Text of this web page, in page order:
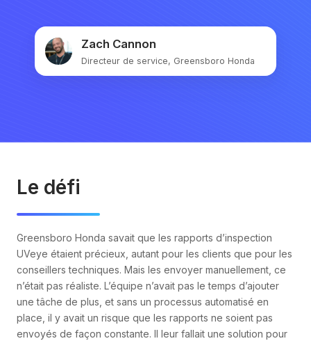
Zach Cannon
Directeur de service, Greensboro Honda
Le défi
Greensboro Honda savait que les rapports d’inspection
UVeye étaient précieux, autant pour les clients que pour les
conseillers techniques. Mais les envoyer manuellement, ce
n’était pas réaliste. L’équipe n’avait pas le temps d’ajouter
une tâche de plus, et sans un processus automatisé en
place, il y avait un risque que les rapports ne soient pas
envoyés de façon constante. Il leur fallait une solution pour